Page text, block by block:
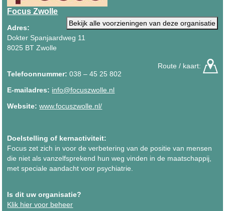
Focus Zwolle
Bekijk alle voorzieningen van deze organisatie
Adres:
Dokter Spanjaardweg 11
8025 BT Zwolle
Route / kaart:
Telefoonnummer: 038 – 45 25 802
E-mailadres: info@focuszwolle.nl
Website: www.focuszwolle.nl/
Doelstelling of kernactiviteit:
Focus zet zich in voor de verbetering van de positie van mensen
die niet als vanzelfsprekend hun weg vinden in de maatschappij,
met speciale aandacht voor psychiatrie.
Is dit uw organisatie?
Klik hier voor beheer